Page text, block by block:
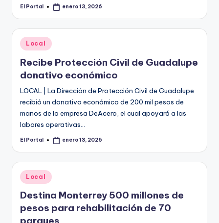
Publicado
El Portal enero 13, 2026
Publicado
en
Local
Recibe Protección Civil de Guadalupe
donativo económico
LOCAL | La Dirección de Protección Civil de Guadalupe
recibió un donativo económico de 200 mil pesos de
manos de la empresa DeAcero, el cual apoyará a las
labores operativas…
Publicado
El Portal enero 13, 2026
Publicado
en
Local
Destina Monterrey 500 millones de
pesos para rehabilitación de 70